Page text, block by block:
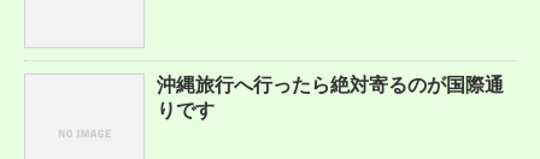
沖縄旅行へ行ったら絶対寄るのが国際通
りです